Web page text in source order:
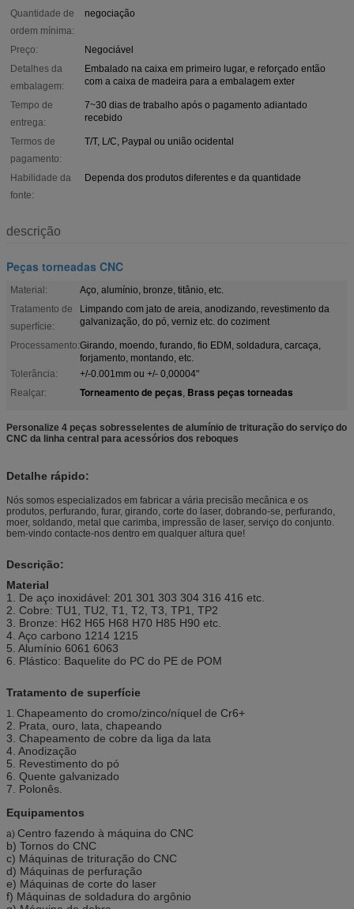
Quantidade de
ordem mínima:
negociação
Preço:
Negociável
Detalhes da
embalagem:
Embalado na caixa em primeiro lugar, e reforçado então
com a caixa de madeira para a embalagem exter
Tempo de
entrega:
7~30 dias de trabalho após o pagamento adiantado
recebido
Termos de
pagamento:
T/T, L/C, Paypal ou união ocidental
Habilidade da
fonte:
Dependa dos produtos diferentes e da quantidade
descrição
Peças torneadas CNC
Material:
Aço, alumínio, bronze, titânio, etc.
Tratamento de
superfície:
Limpando com jato de areia, anodizando, revestimento da
galvanização, do pó, verniz etc. do coziment
Processamento:Girando, moendo, furando, fio EDM, soldadura, carcaça,
forjamento, montando, etc.
Tolerância:
+/-0.001mm ou +/- 0,00004"
Realçar:
Torneamento de peças, Brass peças torneadas
Personalize 4 peças sobresselentes de alumínio de trituração do serviço do
CNC da linha central para acessórios dos reboques
Detalhe rápido:
Nós somos especializados em fabricar a vária precisão mecânica e os
produtos, perfurando, furar, girando, corte do laser, dobrando-se, perfurando,
moer, soldando, metal que carimba, impressão de laser, serviço do conjunto.
bem-vindo contacte-nos dentro em qualquer altura que!
Descrição:
Material
1. De aço inoxidável: 201 301 303 304 316 416 etc.
2. Cobre: TU1, TU2, T1, T2, T3, TP1, TP2
3. Bronze: H62 H65 H68 H70 H85 H90 etc.
4. Aço carbono 1214 1215
5. Alumínio 6061 6063
6. Plástico: Baquelite do PC do PE de POM
Tratamento de superfície
1. Chapeamento do cromo/zinco/níquel de Cr6+
2. Prata, ouro, lata, chapeando
3. Chapeamento de cobre da liga da lata
4. Anodização
5. Revestimento do pó
6. Quente galvanizado
7. Polonês.
Equipamentos
a) Centro fazendo à máquina do CNC
b) Tornos do CNC
c) Máquinas de trituração do CNC
d) Máquinas de perfuração
e) Máquinas de corte do laser
f) Máquinas de soldadura do argônio